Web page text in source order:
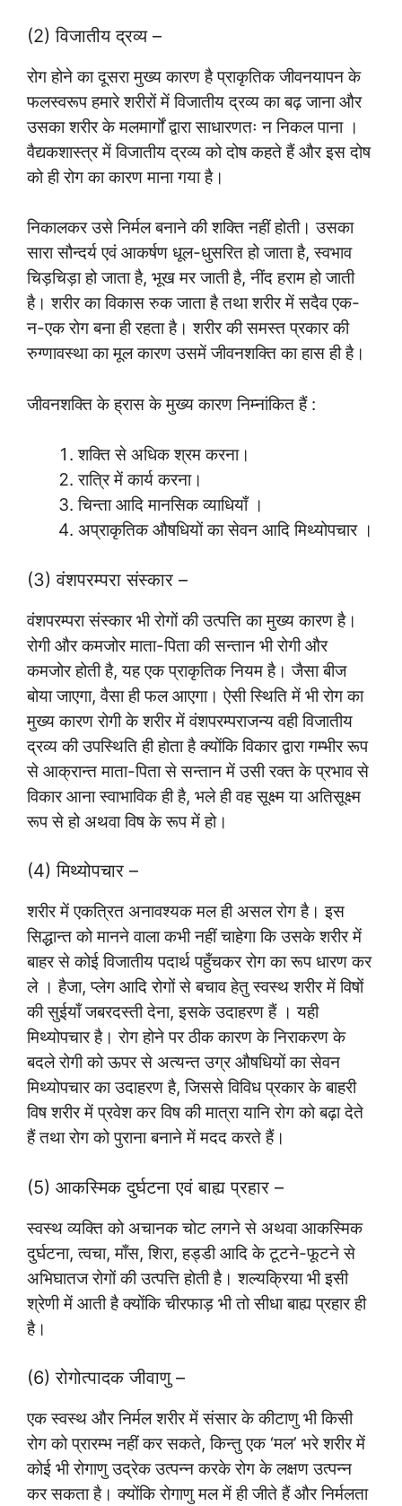
(2) विजातीय द्रव्य –
रोग होने का दूसरा मुख्य कारण है प्राकृतिक जीवनयापन के
फलस्वरूप हमारे शरीरों में विजातीय द्रव्य का बढ़ जाना और
उसका शरीर के मलमार्गों द्वारा साधारणतः न निकल पाना ।
वैद्यकशास्त्र में विजातीय द्रव्य को दोष कहते हैं और इस दोष
को ही रोग का कारण माना गया है।
निकालकर उसे निर्मल बनाने की शक्ति नहीं होती। उसका
सारा सौन्दर्य एवं आकर्षण धूल-धुसरित हो जाता है, स्वभाव
चिड़चिड़ा हो जाता है, भूख मर जाती है, नींद हराम हो जाती
है। शरीर का विकास रुक जाता है तथा शरीर में सदैव एक-
न-एक रोग बना ही रहता है। शरीर की समस्त प्रकार की
रुग्णावस्था का मूल कारण उसमें जीवनशक्ति का हास ही है।
जीवनशक्ति के ह्रास के मुख्य कारण निम्नांकित हैं :
शक्ति से अधिक श्रम करना।
रात्रि में कार्य करना।
चिन्ता आदि मानसिक व्याधियाँ ।
अप्राकृतिक औषधियों का सेवन आदि मिथ्योपचार ।
(3) वंशपरम्परा संस्कार –
वंशपरम्परा संस्कार भी रोगों की उत्पत्ति का मुख्य कारण है।
रोगी और कमजोर माता-पिता की सन्तान भी रोगी और
कमजोर होती है, यह एक प्राकृतिक नियम है। जैसा बीज
बोया जाएगा, वैसा ही फल आएगा। ऐसी स्थिति में भी रोग का
मुख्य कारण रोगी के शरीर में वंशपरम्पराजन्य वही विजातीय
द्रव्य की उपस्थिति ही होता है क्योंकि विकार द्वारा गम्भीर रूप
से आक्रान्त माता-पिता से सन्तान में उसी रक्त के प्रभाव से
विकार आना स्वाभाविक ही है, भले ही वह सूक्ष्म या अतिसूक्ष्म
रूप से हो अथवा विष के रूप में हो।
(4) मिथ्योपचार –
शरीर में एकत्रित अनावश्यक मल ही असल रोग है। इस
सिद्धान्त को मानने वाला कभी नहीं चाहेगा कि उसके शरीर में
बाहर से कोई विजातीय पदार्थ पहुँचकर रोग का रूप धारण कर
ले । हैजा, प्लेग आदि रोगों से बचाव हेतु स्वस्थ शरीर में विषों
की सुईयाँ जबरदस्ती देना, इसके उदाहरण हैं । यही
मिथ्योपचार है। रोग होने पर ठीक कारण के निराकरण के
बदले रोगी को ऊपर से अत्यन्त उग्र औषधियों का सेवन
मिथ्योपचार का उदाहरण है, जिससे विविध प्रकार के बाहरी
विष शरीर में प्रवेश कर विष की मात्रा यानि रोग को बढ़ा देते
हैं तथा रोग को पुराना बनाने में मदद करते हैं।
(5) आकस्मिक दुर्घटना एवं बाह्य प्रहार –
स्वस्थ व्यक्ति को अचानक चोट लगने से अथवा आकस्मिक
दुर्घटना, त्वचा, माँस, शिरा, हड्डी आदि के टूटने-फूटने से
अभिघातज रोगों की उत्पत्ति होती है। शल्यक्रिया भी इसी
श्रेणी में आती है क्योंकि चीरफाड़ भी तो सीधा बाह्य प्रहार ही
है।
(6) रोगोत्पादक जीवाणु –
एक स्वस्थ और निर्मल शरीर में संसार के कीटाणु भी किसी
रोग को प्रारम्भ नहीं कर सकते, किन्तु एक ‘मल’ भरे शरीर में
कोई भी रोगाणु उद्रेक उत्पन्न करके रोग के लक्षण उत्पन्न
कर सकता है। क्योंकि रोगाणु मल में ही जीते हैं और निर्मलता